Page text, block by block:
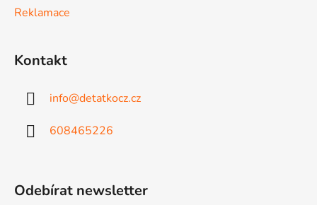
Reklamace
Kontakt
info@detatkocz.cz
608465226
Odebírat newsletter